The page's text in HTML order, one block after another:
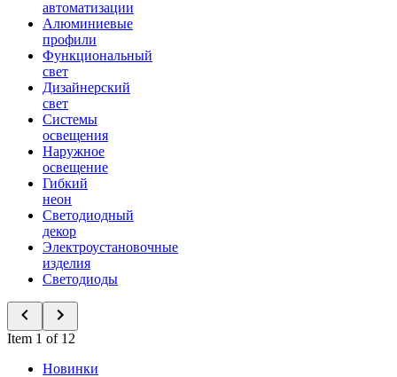
автоматизации
Алюминиевые
профили
Функциональный
свет
Дизайнерский
свет
Системы
освещения
Наружное
освещение
Гибкий
неон
Светодиодный
декор
Электроустановочные
изделия
Светодиоды
Item 1 of 12
Новинки